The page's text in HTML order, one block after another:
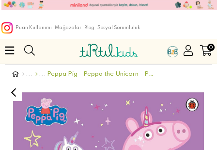
Puan Kullanımı Mağazalar Blog Sosyal Sorumluluk
0
Peppa Pig - Peppa the Unicorn - Paperback